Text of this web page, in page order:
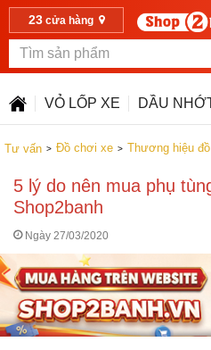
23cửa hàng
VỎ LỐP XE DẦU
Tư vấn Đồ chơi xe Thương hiệu
5 lý do nên mua phụ
Shop2banh
Ngày 27/03/2020